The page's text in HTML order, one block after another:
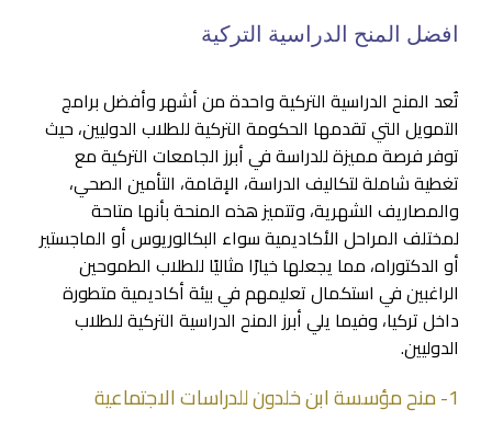
افضل المنح الدراسية التركية
تُعد المنح الدراسية التركية واحدة من أشهر وأفضل برامج
التمويل التي تقدمها الحكومة التركية للطلاب الدوليين، حيث
توفر فرصة مميزة للدراسة في أبرز الجامعات التركية مع
تغطية شاملة لتكاليف الدراسة، الإقامة، التأمين الصحي،
والمصاريف الشهرية، وتتميز هذه المنحة بأنها متاحة
لمختلف المراحل الأكاديمية سواء البكالوريوس أو الماجستير
أو الدكتوراه، مما يجعلها خيارًا مثاليًا للطلاب الطموحين
الراغبين في استكمال تعليمهم في بيئة أكاديمية متطورة
داخل تركيا، وفيما يلي أبرز المنح الدراسية التركية للطلاب
الدوليين.
1- منح مؤسسة ابن خلدون للدراسات الاجتماعية